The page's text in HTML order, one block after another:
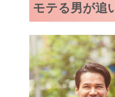
モテる男が追